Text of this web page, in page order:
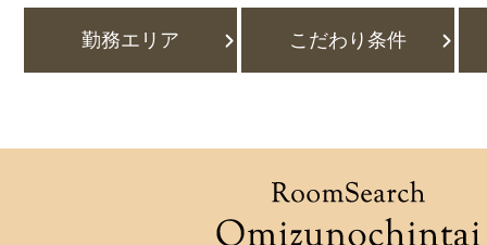
勤務エリア こだわり条件